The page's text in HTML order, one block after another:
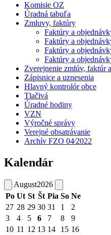
Komisie OZ
Úradná tabuľa
Zmluvy, faktúry
Faktúry a
Faktúry a
Faktúry a
Faktúry a
Zverejnenie zmlúv, faktúr
Zápisnice a uznesenia
Hlavný kontrolór obce
Tlačivá
Úradné hodiny
VZN
Výročné správy
Verejné obsatrávanie
Archív FZO 04⁄2022
Kalendár
August2026
Po Ut St Št Pia So Ne
27 28 29 30 31 1
2
3
4 5 6 7 8
9
10 11 12 13 14 15 16